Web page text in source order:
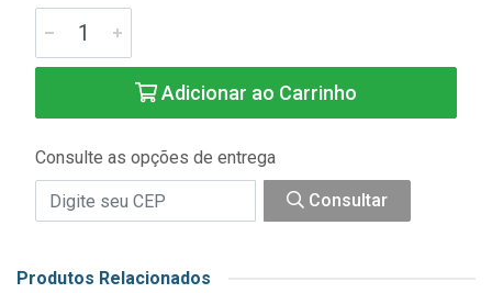
Adicionar ao Carrinho
Consulte as opções de entrega
Consultar
Produtos Relacionados